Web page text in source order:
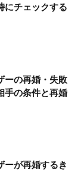
にチェックする
ーの再婚・失敗
手の条件と再婚
ーが再婚するき